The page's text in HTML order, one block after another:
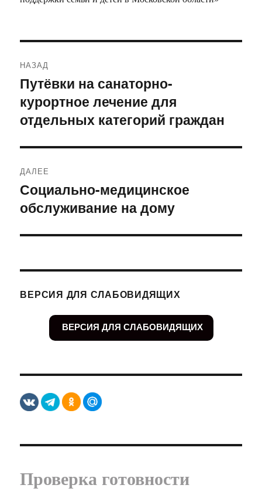
по
записям
НАЗАД
Предыдущая
запись:
Путёвки на санаторно-
курортное лечение для
отдельных категорий граждан
ДАЛЕЕ
Следующая
запись:
Социально-медицинское
обслуживание на дому
ВЕРСИЯ ДЛЯ СЛАБОВИДЯЩИХ
ВЕРСИЯ ДЛЯ СЛАБОВИДЯЩИХ
Проверка готовности